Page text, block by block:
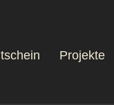
Projekte